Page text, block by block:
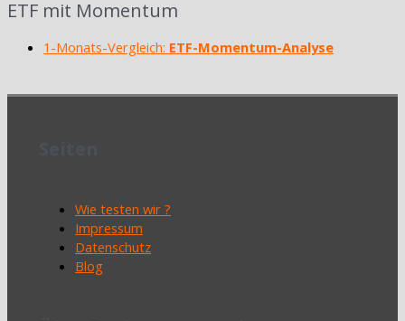
ETF mit Momentum
1-Monats-Vergleich: ETF-Momentum-Analyse
Wie testen wir ?
Impressum
Datenschutz
Blog